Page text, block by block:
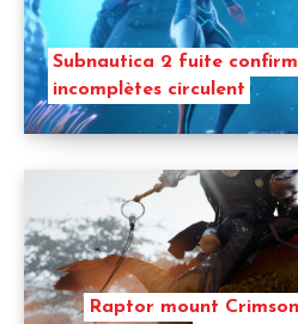
Subnautica 2 fuite
incomplètes circulent
Raptor mount